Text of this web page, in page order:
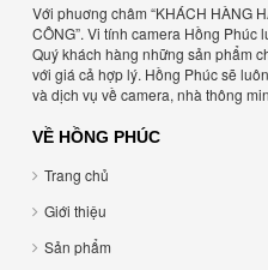
Với phuơng châm “KHÁCH HÀNG
CÔNG”. Vi tính camera Hồng
Quý khách hàng những sản phẩm
với giá cả hợp lý. Hồng Phúc sẽ
và dịch vụ về camera, nhà thông
VỀ HỒNG PHÚC
Trang chủ
Giới thiệu
Sản phẩm